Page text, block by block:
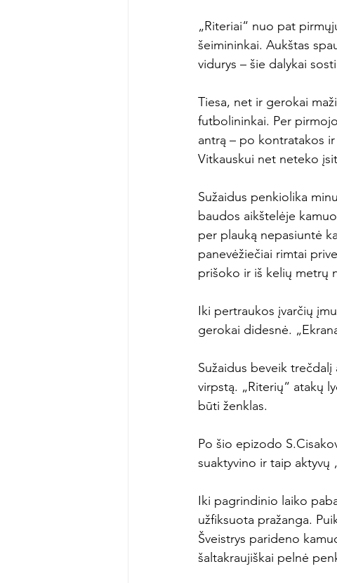
„Riteriai“ nuo pat
šeimininkai. Aukštas
vidurys – šie dalykai
Tiesa, net ir gerokai
futbolininkai. Per
antrą – po kontratakos
Vitkauskui net neteko
Sužaidus penkiolika
baudos aikštelėje
per plauką nepasiuntė
panevėžiečiai rimtai
prišoko ir iš kelių metrų
Iki pertraukos įvarčių
gerokai didesnė.
Sužaidus beveik
virpstą. „Riterių“ atakų
būti ženklas.
Po šio epizodo
suaktyvino ir taip aktyvų
Iki pagrindinio laiko
užfiksuota pražanga.
Šveistrys parideno
šaltakraujiškai pelnė